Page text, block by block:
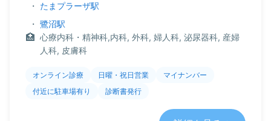
・ たまプラーザ駅
・ 鷺沼駅
心療内科・精神科,内科, 外科, 婦人科, 泌尿器科, 産婦
人科, 皮膚科
オンライン診療 日曜・祝日営業
マイナンバー
付近に駐車場有り
診断書発行